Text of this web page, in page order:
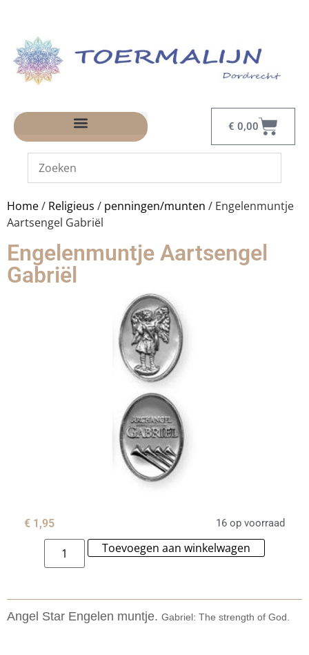
€ 0,00
Home/ Religieus / penningen/munten / Engelenmuntje
Aartsengel Gabriël
Engelenmuntje Aartsengel
Gabriël
€ 1,95 16 op voorraad
Toevoegen aan winkelwagen
Angel Star Engelen muntje. Gabriel: The strength of God.